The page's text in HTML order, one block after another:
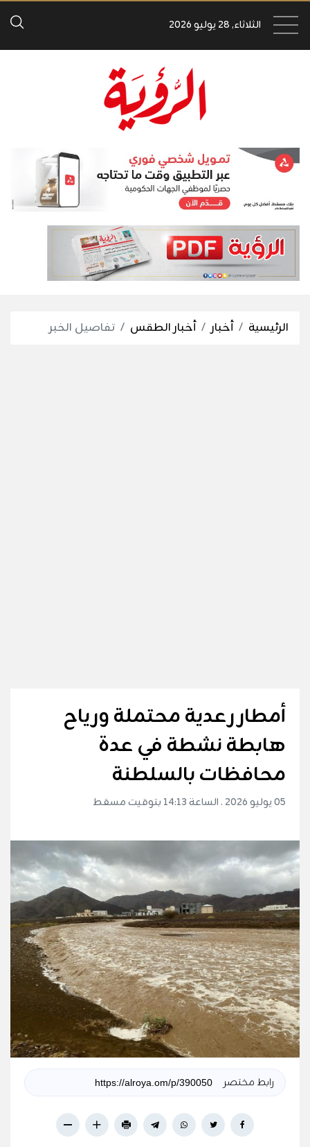
الثلاثاء, 28 يوليو 2026
الرئيسية أخبار أخبار الطقس تفاصيل الخبر
أمطار رعدية محتملة ورياح
هابطة نشطة في عدة
محافظات بالسلطنة
05 يوليو 2026 . الساعة 14:13 بتوقيت مسقط
رابط مختصر